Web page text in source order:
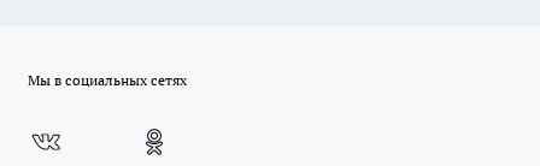
Мы в социальных сетях